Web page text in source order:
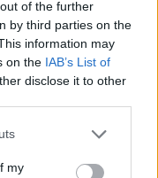
of the further
by third parties on the
information may
on the IAB’s List of
disclose it to other
one or more Google
You may click to
my
άλλο - «Αν
μαζεύεται»
Πιθανό
της Χαμάς:
μετά εγώ και ο